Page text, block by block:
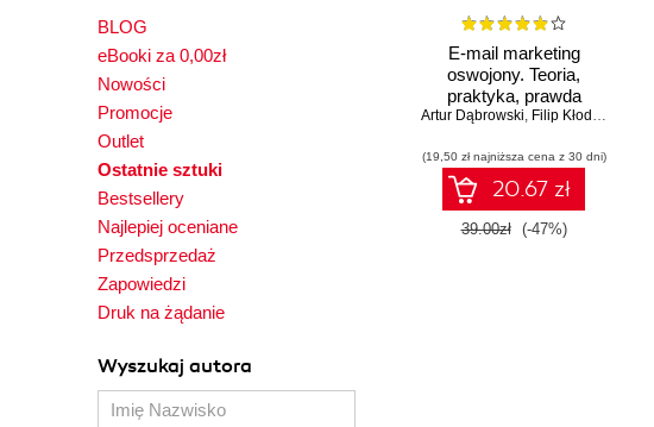
BLOG
eBooki za 0,00zł
Nowości
Promocje
Outlet
Ostatnie sztuki
Bestsellery
Najlepiej oceniane
Przedsprzedaż
Zapowiedzi
Druk na żądanie
Wyszukaj autora
E-mail marketing
oswojony. Teoria,
praktyka, prawda
Artur Dąbrowski, Filip Kłodawski
(19,50 zł najniższa cena z 30 dni)
20.67 zł
39.00zł (-47%)